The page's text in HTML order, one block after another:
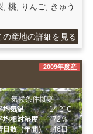
桃, りんご, きゅう
の産地の詳細を見る
2009年度産
気候条件概要
均気温
14.2ﾟC
均相対湿度
72％
日数（年間）
46日